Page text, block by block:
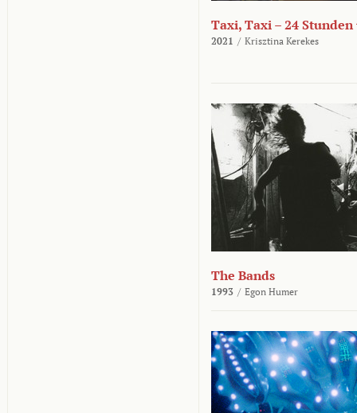
Taxi, Taxi – 24
2021 / Krisztina Kerekes
The Bands
1993 / Egon Humer